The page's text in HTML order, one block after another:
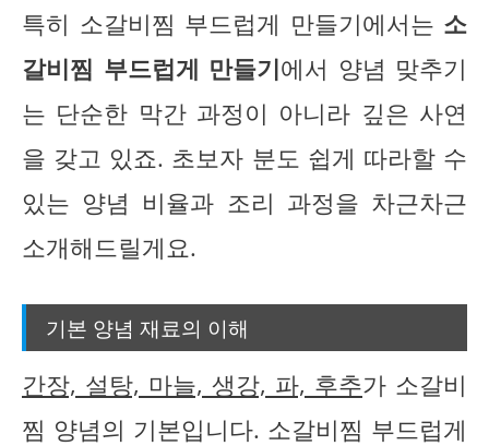
특히 소갈비찜 부드럽게 만들기에서는 소
갈비찜 부드럽게 만들기에서 양념 맞추기
는 단순한 막간 과정이 아니라 깊은 사연
을 갖고 있죠. 초보자 분도 쉽게 따라할 수
있는 양념 비율과 조리 과정을 차근차근
소개해드릴게요.
기본 양념 재료의 이해
간장, 설탕, 마늘, 생강, 파, 후추가 소갈비
찜 양념의 기본입니다. 소갈비찜 부드럽게